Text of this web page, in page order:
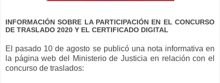
INFORMACIÓN SOBRE LA PARTICIPACIÓN EN EL CONCURSO
DE TRASLADO 2020 Y EL CERTIFICADO DIGITAL
El pasado 10 de agosto se publicó una nota informativa en
la página web del Ministerio de Justicia en relación con el
concurso de traslados: